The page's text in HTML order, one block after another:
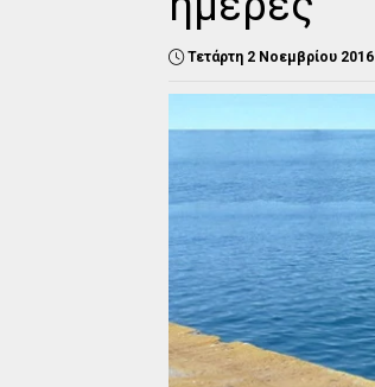
Τετάρτη 2 Νοεμβρίου 2016